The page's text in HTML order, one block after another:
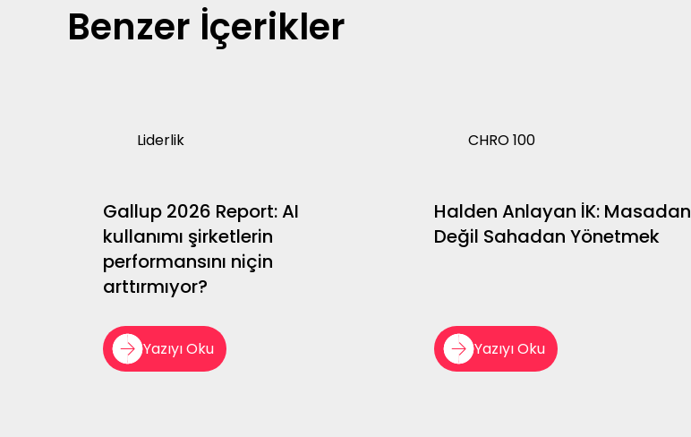
Benzer İçerikler
Liderlik
Gallup 2026 Report: AI
kullanımı şirketlerin
performansını niçin
arttırmıyor?
Yazıyı Oku
CHRO 100
Halden Anlayan İK: Masadan
Değil Sahadan Yönetmek
Yazıyı Oku